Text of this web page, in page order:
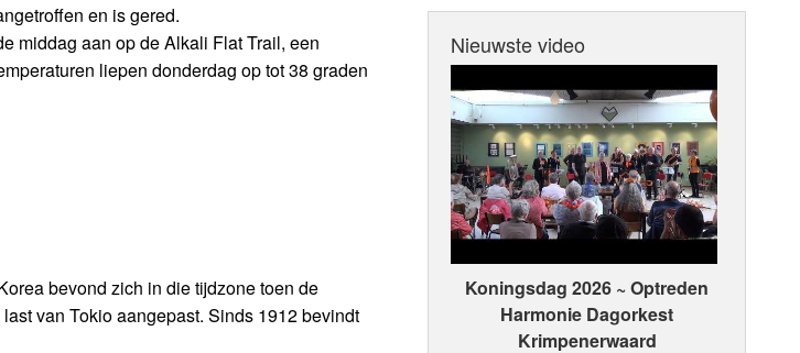
en is gered.
middag aan op de Alkali Flat Trail, een
liepen donderdag op tot 38 graden
bevond zich in die tijdzone toen de
van Tokio aangepast. Sinds 1912 bevindt
Nieuwste video
Koningsdag 2026 ~ Optreden
Harmonie Dagorkest
Krimpenerwaard